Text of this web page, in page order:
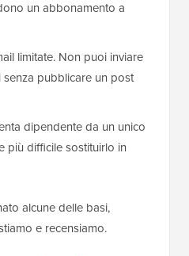
un abbonamento a
limitate. Non puoi inviare
senza pubblicare un post
dipendente da un unico
più difficile sostituirlo in
alcune delle basi,
e recensiamo.